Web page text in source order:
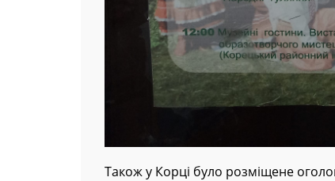
Також у Корці було розміщене